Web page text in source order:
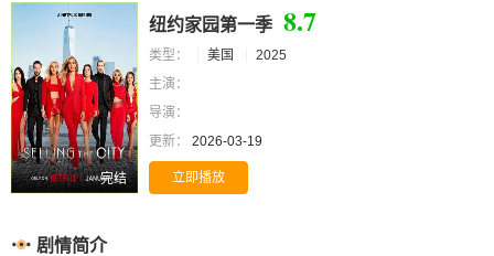
完结
纽约家园第一季 8.7
类型： 美国
2025
主演：
导演：
更新：
2026-03-19
立即播放
剧情简介